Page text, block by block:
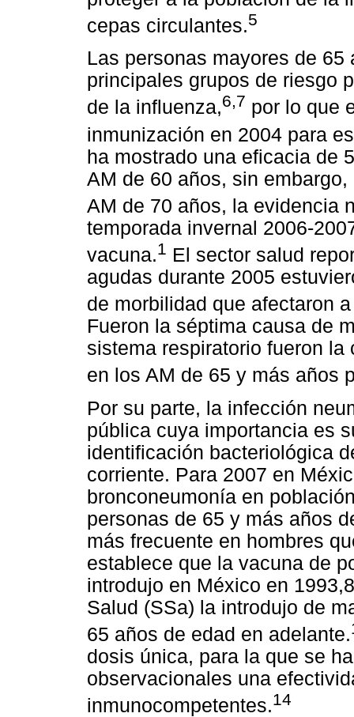
cepas circulantes.5
Las personas mayores de
principales grupos de riesgo
de la influenza,6,7 por lo que
inmunización en 2004 para
ha mostrado una eficacia de
AM de 60 años, sin
AM de 70 años, la evidencia
temporada invernal 2006-
vacuna.1 El sector salud
agudas durante 2005
de morbilidad que afectaron
Fueron la séptima causa de
sistema respiratorio fueron
en los AM de 65 y más años
Por su parte, la infección
pública cuya importancia es
identificación bacteriológica
corriente. Para 2007 en
bronconeumonía en
personas de 65 y más años
más frecuente en hombres
establece que la vacuna de
introdujo en México en
Salud (SSa) la introdujo de
65 años de edad en adelante.
dosis única, para la que se
observacionales una
inmunocompetentes.14